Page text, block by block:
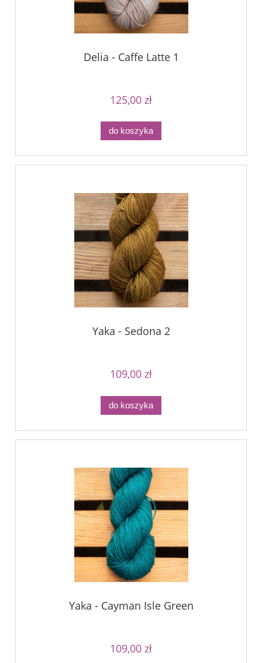
Delia - Caffe Latte 1
125,00 zł
do koszyka
Yaka - Sedona 2
109,00 zł
do koszyka
Yaka - Cayman Isle Green
109,00 zł